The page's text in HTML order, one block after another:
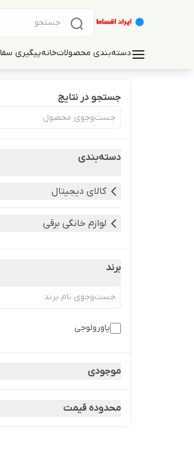
دسته‌بندی محصولاتخانهپیگیری
جستجو در نتایج
دسته‌بندی
کالای دیجیتال
لوازم خانگی برقی
برند
پاورولوجی
موجودی
محدوده قیمت